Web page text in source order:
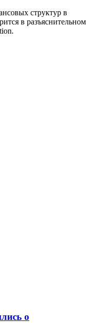
структур в
в разъяснительном
о